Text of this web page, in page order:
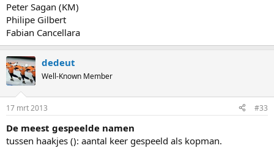
Peter Sagan (KM)
Philipe Gilbert
Fabian Cancellara
dedeut
Well-Known Member
17 mrt 2013 #33
De meest gespeelde namen
tussen haakjes (): aantal keer gespeeld als kopman.